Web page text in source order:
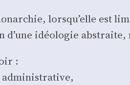
lorsqu’elle est
d’une idéo­lo­gie
:
admi­nis­tra­tive,